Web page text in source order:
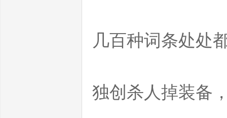
几百种词条处处
独创杀人掉装备